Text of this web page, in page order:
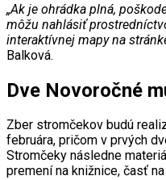
„Ak je ohrádka plná,
môžu nahlásiť
interaktívnej mapy na
Balková.
Dve Novoročné
Zber stromčekov budú
februára, pričom v prvých
Stromčeky následne
premení na knižnice, časť na